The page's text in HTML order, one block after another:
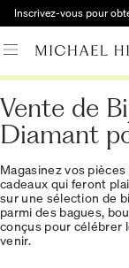
Inscrivez-vous pour
Vente de
Diamant
Magasinez vos
cadeaux qui feront
sur une sélection de
parmi des bagues,
conçus pour célébrer
venir.